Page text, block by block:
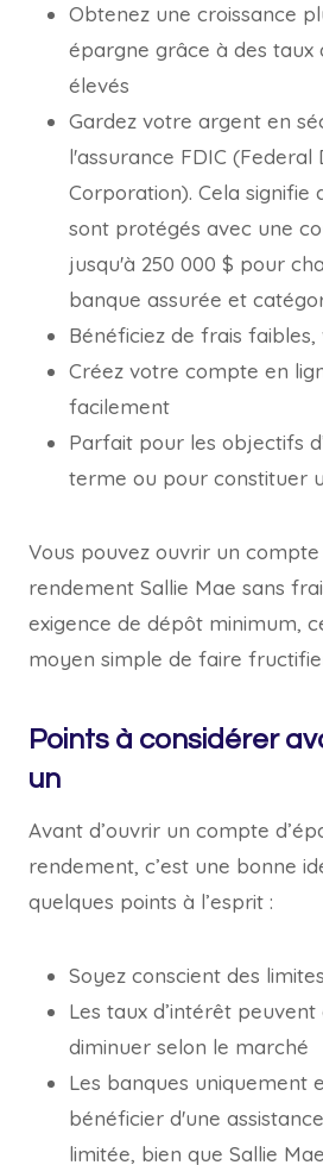
Obtenez une croissance
épargne grâce à des taux
élevés
Gardez votre argent en
l'assurance FDIC (Federal
Corporation). Cela signifie
sont protégés avec une
jusqu'à 250 000 $ pour
banque assurée et
Bénéficiez de frais faibles,
Créez votre compte en
facilement
Parfait pour les objectifs
terme ou pour constituer
Vous pouvez ouvrir un
rendement Sallie Mae sans
exigence de dépôt minimum,
moyen simple de faire
Points à considérer
un
Avant d’ouvrir un compte
rendement, c’est une bonne
quelques points à l’esprit :
Soyez conscient des
Les taux d’intérêt
diminuer selon le marché
Les banques uniquement
bénéficier d'une
limitée, bien que Sallie